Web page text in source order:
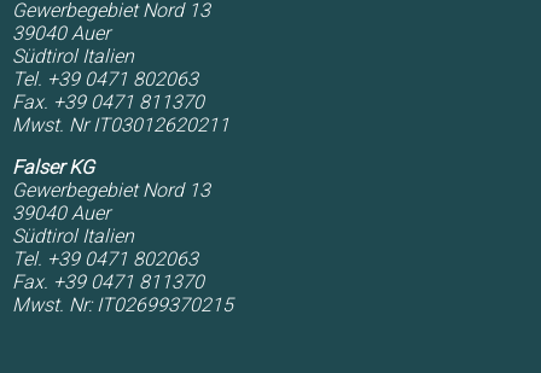
Gewerbegebiet Nord 13
39040 Auer
Südtirol Italien
Tel. +39 0471 802063
Fax. +39 0471 811370
Mwst. Nr IT03012620211
Falser KG
Gewerbegebiet Nord 13
39040 Auer
Südtirol Italien
Tel. +39 0471 802063
Fax. +39 0471 811370
Mwst. Nr: IT02699370215